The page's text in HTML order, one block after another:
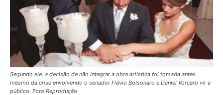
Segundo ele, a decisão de não integrar a obra artística foi tomada antes
mesmo da crise envolvendo o senador Flávio Bolsonaro e Daniel Vorcaro vir a
público. Foto Reprodução